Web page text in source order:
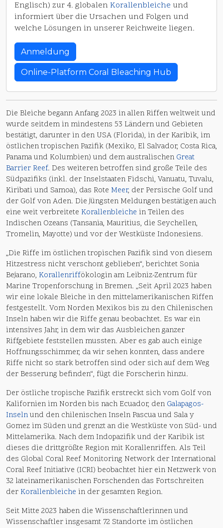
Englisch) zur 4. globalen Korallenbleiche und
informiert über die Ursachen und Folgen und
welche Lösungen in unserer Reichweite liegen.
Anmeldung
Online-Platform Coral Bleaching Hub
Die Bleiche begann Anfang 2023 in allen Riffen weltweit und
wurde seitdem in mindestens 53 Ländern und Gebieten
bestätigt, darunter in den USA (Florida), in der Karibik, im
östlichen tropischen Pazifik (Mexiko, El Salvador, Costa Rica,
Panama und Kolumbien) und dem australischen Great
Barrier Reef. Des weiteren betroffen sind große Teile des
Südpazifiks (inkl. der Inselstaaten Fidschi, Vanuatu, Tuvalu,
Kiribati und Samoa), das Rote Meer, der Persische Golf und
der Golf von Aden. Die jüngsten Meldungen bestätigen auch
eine weit verbreitete Korallenbleiche in Teilen des
Indischen Ozeans (Tansania, Mauritius, die Seychellen,
Tromelin, Mayotte) und vor der Westküste Indonesiens.
„Die Riffe im östlichen tropischen Pazifik sind von diesem
Hitzestress nicht verschont geblieben“, berichtet Sonia
Bejarano, Korallenriffökologin am Leibniz-Zentrum für
Marine Tropenforschung in Bremen. „Seit April 2023 haben
wir eine lokale Bleiche in den mittelamerikanischen Riffen
festgestellt. Vom Norden Mexikos bis zu den Chilenischen
Inseln haben wir die Riffe genau beobachtet. Es war ein
intensives Jahr, in dem wir das Ausbleichen ganzer
Riffgebiete feststellen mussten. Aber es gab auch einige
Hoffnungsschimmer, da wir sehen konnten, dass andere
Riffe nicht so stark betroffen sind oder sich auf dem Weg
der Besserung befinden“, fügt die Forscherin hinzu.
Der östliche tropische Pazifik erstreckt sich vom Golf von
Kalifornien im Norden bis nach Ecuador, den Galapagos-
Inselnund den chilenischen Inseln Pascua und Sala y
Gomez im Süden und grenzt an die Westküste von Süd- und
Mittelamerika. Nach dem Indopazifik und der Karibik ist
dieses die drittgrößte Region mit Korallenriffen. Als Teil
des Global Coral Reef Monitoring Network der International
Coral Reef Initiative (ICRI) beobachtet hier ein Netzwerk von
32 lateinamerikanischen Forschenden das Fortschreiten
der Korallenbleiche in der gesamten Region.
Seit Mitte 2023 haben die Wissenschaftlerinnen und
Wissenschaftler insgesamt 72 Standorte im östlichen